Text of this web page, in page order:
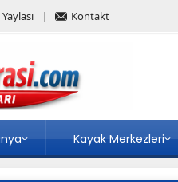
Kontakt
Kayak Merkezleri